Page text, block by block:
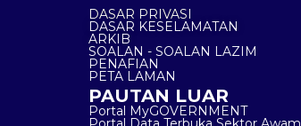
DASAR PRIVASI
DASAR KESELAMATAN
ARKIB
SOALAN - SOALAN LAZIM
PENAFIAN
PETA LAMAN
PAUTAN LUAR
Portal MyGOVERNMENT